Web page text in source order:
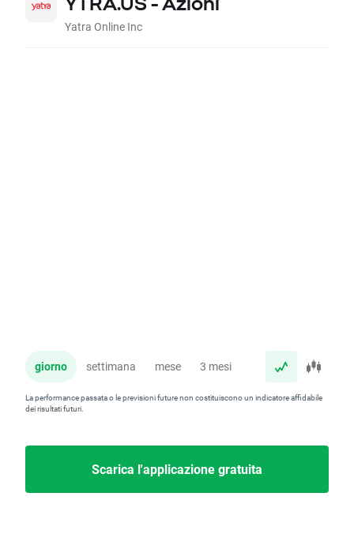
Yatra Online Inc
giorno settimana mese 3 mesi anno
La performance passata o le previsioni future non costituiscono un indicatore affidabile
dei risultati futuri.
Scarica l'applicazione gratuita